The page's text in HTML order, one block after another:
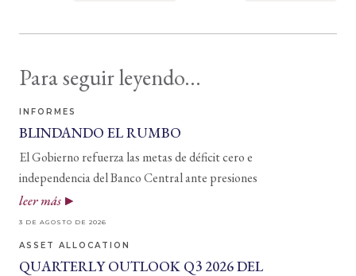
Para seguir leyendo...
INFORMES
BLINDANDO EL RUMBO
El Gobierno refuerza las metas de déficit cero e
independencia del Banco Central ante presiones
leer más
3 DE AGOSTO DE 2026
ASSET ALLOCATION
QUARTERLY OUTLOOK Q3 2026 DEL